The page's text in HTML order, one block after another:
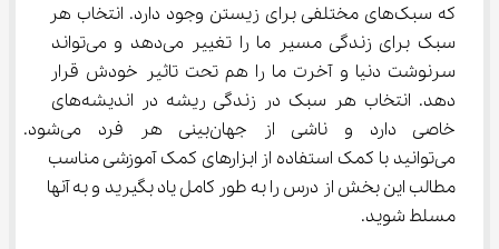
که سبک‌های مختلفی برای زیستن وجود دارد. انتخاب هر
سبک برای زندگی مسیر ما را تغییر می‌دهد و می‌تواند
سرنوشت دنیا و آخرت ما را هم تحت تاثیر خودش قرار
دهد. انتخاب هر سبک در زندگی ریشه در اندیشه‌های
خاصی دارد و ناشی از جهان‌بینی
می‌توانید با کمک استفاده از ابزارهای کمک آموزشی مناسب
مطالب این بخش از درس را به طور کامل یاد بگیرید و به آنها
مسلط شوید.